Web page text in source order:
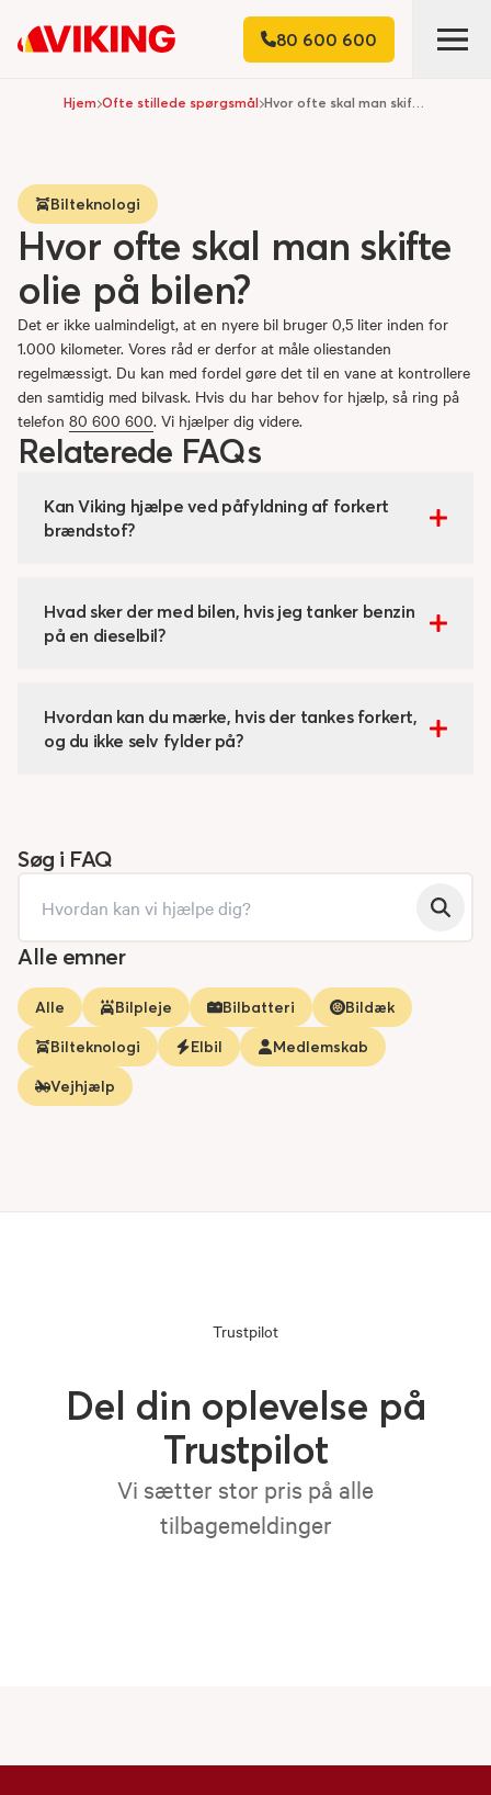
80 600 600
Hjem Ofte stillede spørgsmål Hvor ofte skal man skifte olie på bilen?
Bilteknologi
Hvor ofte skal man skifte
olie på bilen?
Det er ikke ualmindeligt, at en nyere bil bruger 0,5 liter inden for
1.000 kilometer. Vores råd er derfor at måle oliestanden
regelmæssigt. Du kan med fordel gøre det til en vane at kontrollere
den samtidig med bilvask. Hvis du har behov for hjælp, så ring på
telefon 80 600 600. Vi hjælper dig videre.
Relaterede FAQs
Kan Viking hjælpe ved påfyldning af forkert
brændstof?
Hvad sker der med bilen, hvis jeg tanker benzin
på en dieselbil?
Hvordan kan du mærke, hvis der tankes forkert,
og du ikke selv fylder på?
Søg i FAQ
Alle emner
Alle Bilpleje Bilbatteri
Bildæk
Bilteknologi
Elbil
Medlemskab
Vejhjælp
Trustpilot
Del din oplevelse på
Trustpilot
Vi sætter stor pris på alle
tilbagemeldinger